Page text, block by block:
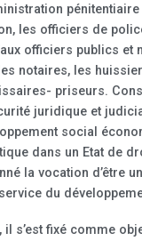
les officiers de
officiers publics et
notaires, les
priseurs.
juridique et
social
dans un Etat de
la vocation d’être
service du
il s’est fixé comme